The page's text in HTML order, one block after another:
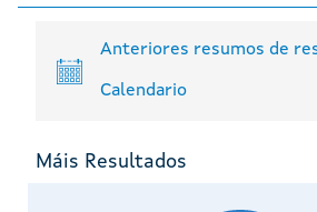
Anteriores resumos de
Calendario
Máis Resultados